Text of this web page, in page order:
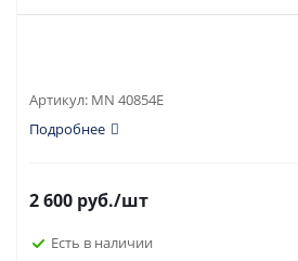
Артикул: MN 40854E
Подробнее
2 600 руб./шт
Есть в наличии